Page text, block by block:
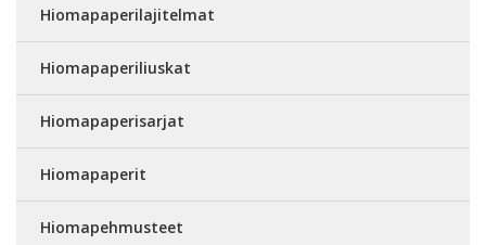
Hiomapaperilajitelmat
Hiomapaperiliuskat
Hiomapaperisarjat
Hiomapaperit
Hiomapehmusteet